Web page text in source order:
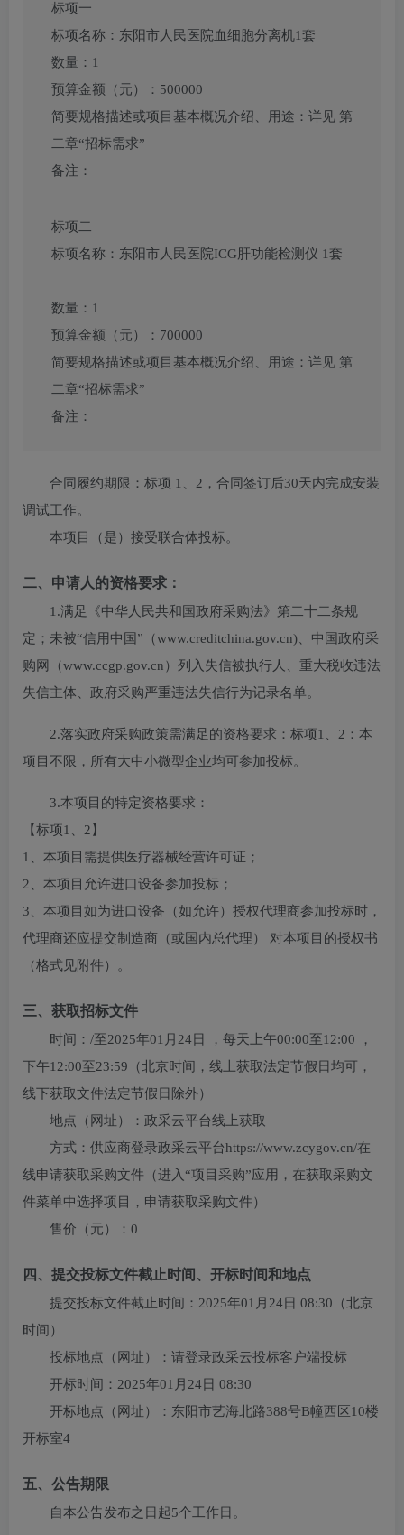
标项一
标项名称： 东阳市人民医院血细胞分离机1套
数量： 1
预算金额（元）： 500000
简要规格描述或项目基本概况介绍、用途： 详见 第
二章“招标需求”
备注：
标项二
标项名称： 东阳市人民医院ICG肝功能检测仪 1套
数量： 1
预算金额（元）： 700000
简要规格描述或项目基本概况介绍、用途： 详见 第
二章“招标需求”
备注：
合同履约期限： 标项 1、2，合同签订后30天内完成安装
调试工作。
本项目（是）接受联合体投标。
二、申请人的资格要求：
1.满足《中华人民共和国政府采购法》第二十二条规
定；未被“信用中国”（www.creditchina.gov.cn)、中国政府采
购网（www.ccgp.gov.cn）列入失信被执行人、重大税收违法
失信主体、政府采购严重违法失信行为记录名单。
2.落实政府采购政策需满足的资格要求： 标项1、2：本
项目不限，所有大中小微型企业均可参加投标。
3.本项目的特定资格要求：
【标项1、2】
1、本项目需提供医疗器械经营许可证；
2、本项目允许进口设备参加投标；
3、本项目如为进口设备（如允许）授权代理商参加投标时，
代理商还应提交制造商（或国内总代理） 对本项目的授权书
（格式见附件）。
三、获取招标文件
时间： /至2025年01月24日 ，每天上午00:00至12:00 ，
下午12:00至23:59 （北京时间，线上获取法定节假日均可，
线下获取文件法定节假日除外）
地点（网址）： 政采云平台线上获取
方式： 供应商登录政采云平台https://www.zcygov.cn/在
线申请获取采购文件（进入“项目采购”应用，在获取采购文
件菜单中选择项目，申请获取采购文件）
售价（元）： 0
四、提交投标文件截止时间、开标时间和地点
提交投标文件截止时间： 2025年01月24日 08:30 （北京
时间）
投标地点（网址）： 请登录政采云投标客户端投标
开标时间： 2025年01月24日 08:30
开标地点（网址）： 东阳市艺海北路388号B幢西区10楼
开标室4
五、公告期限
自本公告发布之日起5个工作日。